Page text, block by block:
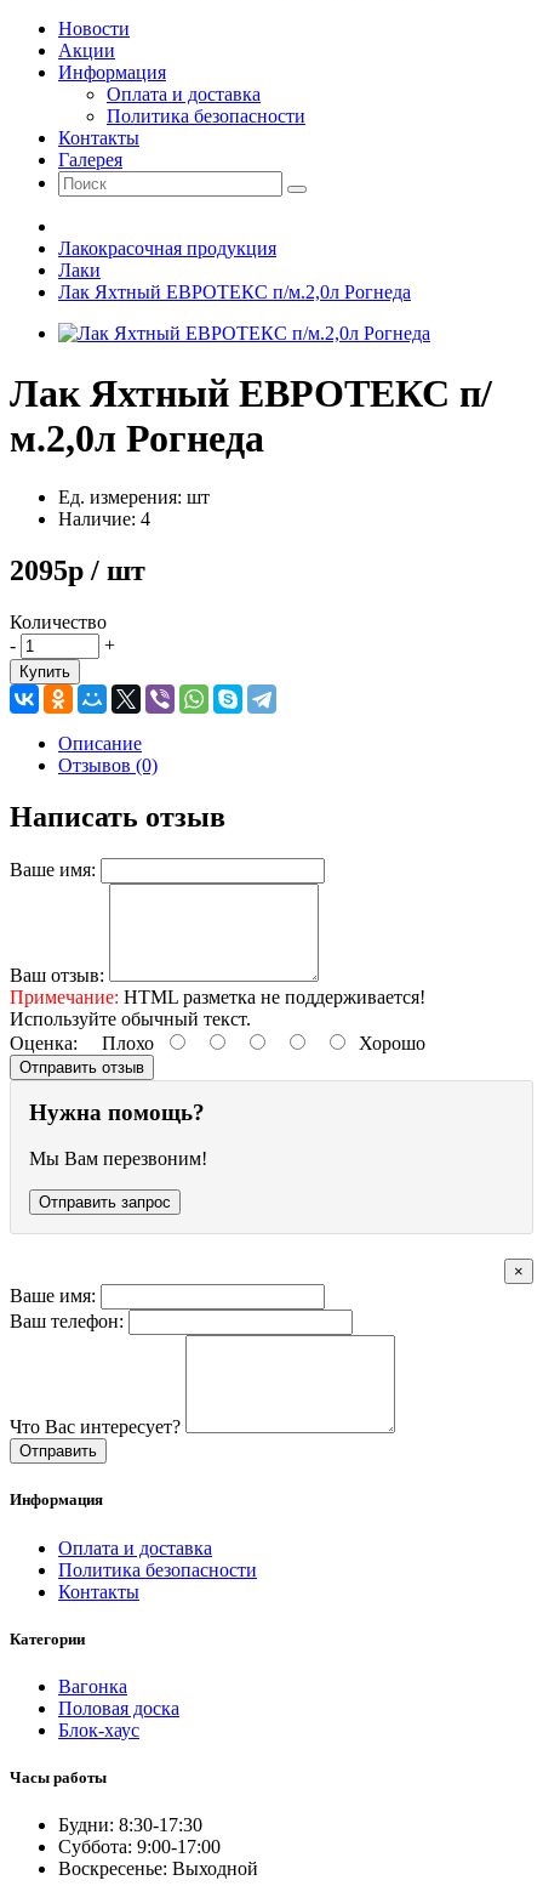
Новости
Акции
Информация
Оплата и доставка
Политика безопасности
Контакты
Галерея
Лакокрасочная продукция
Лаки
Лак Яхтный ЕВРОТЕКС п/м.2,0л Рогнеда
Лак Яхтный ЕВРОТЕКС п/
м.2,0л Рогнеда
Ед. измерения: шт
Наличие: 4
2095р / шт
Количество
-
+
Купить
Описание
Отзывов (0)
Написать отзыв
Ваше имя:
Ваш отзыв:
Примечание: HTML разметка не поддерживается!
Используйте обычный текст.
Оценка: Плохо Хорошо
Отправить отзыв
Нужна помощь?
Мы Вам перезвоним!
Отправить запрос
×
Ваше имя:
Ваш телефон:
Что Вас интересует?
Отправить
Информация
Оплата и доставка
Политика безопасности
Контакты
Категории
Вагонка
Половая доска
Блок-хаус
Часы работы
Будни: 8:30-17:30
Суббота: 9:00-17:00
Воскресенье: Выходной